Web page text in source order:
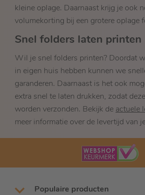
kleine oplage. Daarnaast krijg je ook
volumekorting bij een grotere oplage
Snel folders laten printen
Wil je snel folders printen? Doordat
in eigen huis hebben kunnen we
garanderen. Daarnaast is het ook
extra snel te laten drukken, zodat
worden verzonden. Bekijk de actuele
meer informatie over de levertijd van
Populaire producten